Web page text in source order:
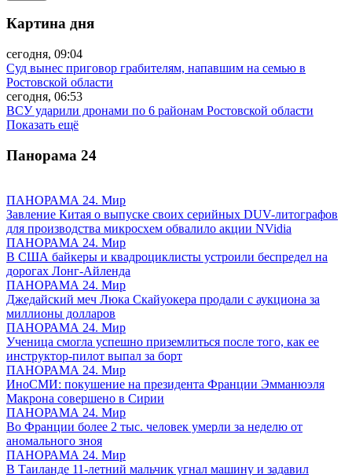
Картина дня
сегодня, 09:04
Суд вынес приговор грабителям, напавшим на семью в
Ростовской области
сегодня, 06:53
ВСУ ударили дронами по 6 районам Ростовской области
Показать ещё
Панорама 24
ПАНОРАМА 24. Мир
Завление Китая о выпуске своих серийных DUV-литографов
для производства микросхем обвалило акции NVidia
ПАНОРАМА 24. Мир
В США байкеры и квадроциклисты устроили беспредел на
дорогах Лонг-Айленда
ПАНОРАМА 24. Мир
Джедайский меч Люка Скайуокера продали с аукциона за
миллионы долларов
ПАНОРАМА 24. Мир
Ученица смогла успешно приземлиться после того, как ее
инструктор-пилот выпал за борт
ПАНОРАМА 24. Мир
ИноСМИ: покушение на президента Франции Эмманюэля
Макрона совершено в Сирии
ПАНОРАМА 24. Мир
Во Франции более 2 тыс. человек умерли за неделю от
аномального зноя
ПАНОРАМА 24. Мир
В Таиланде 11-летний мальчик угнал машину и задавил